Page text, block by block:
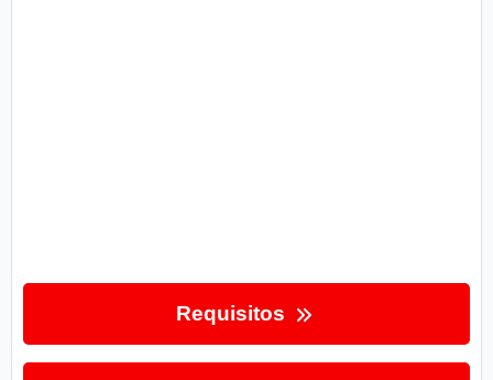
Requisitos